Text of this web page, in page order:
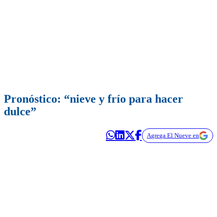
Pronóstico: “nieve y frío para hacer
dulce”
Agrega El Nueve en